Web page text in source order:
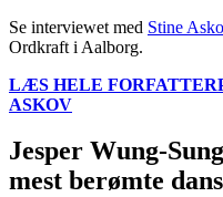
Se interviewet med Stine
Ordkraft i Aalborg.
LÆS HELE
ASKOV
Jesper Wung-
mest berømte